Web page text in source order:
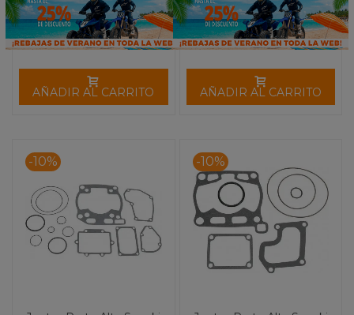
AÑADIR AL CARRITO AÑADIR AL CARRITO
-10% -10%